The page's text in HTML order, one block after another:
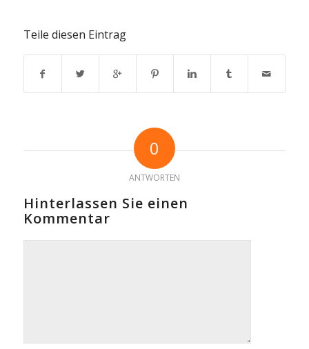
Teile diesen Eintrag
0
ANTWORTEN
Hinterlassen Sie einen
Kommentar